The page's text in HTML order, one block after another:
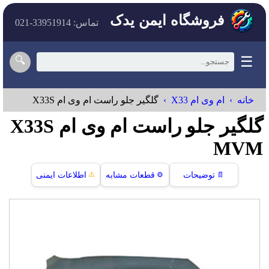
فروشگاه ایمن یدک تماس: 33951914-021
☰
🔍
خانه ام وی ام X33 گلگیر جلو راست ام وی ام X33S
گلگیر جلو راست ام وی ام X33S
MVM
📄 توضیحات ⚙️ قطعات مشابه ⚠️ اطلاعات ایمنی